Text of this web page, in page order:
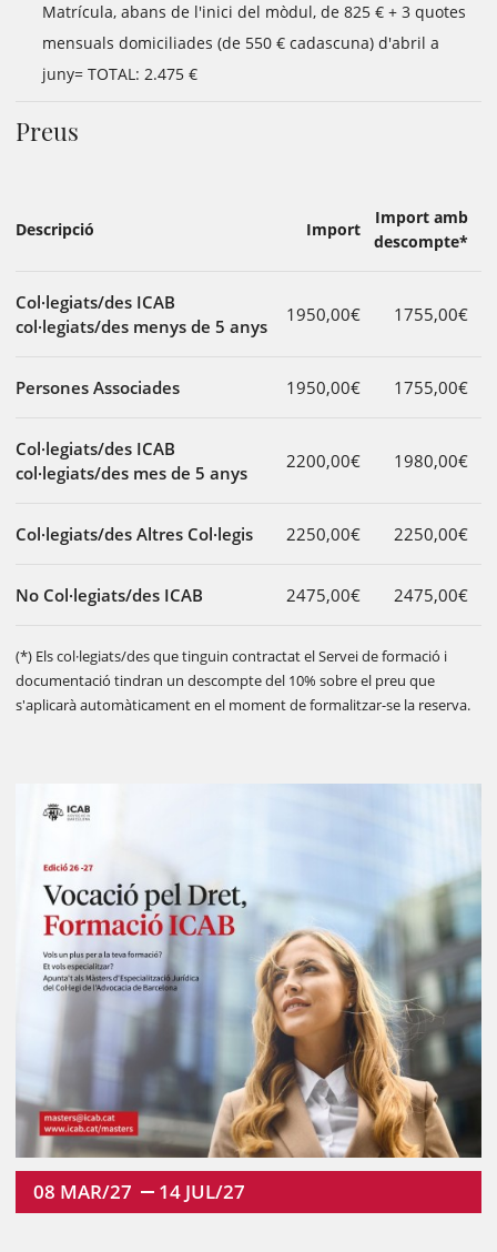
Matrícula, abans de l'inici del mòdul, de 825 € + 3 quotes
mensuals domiciliades (de 550 € cadascuna) d'abril a
juny= TOTAL: 2.475 €
Preus
Descripció Import
Import amb
descompte*
Col·legiats/des ICAB
col·legiats/des menys de 5 anys
1950,00€ 1755,00€
Persones Associades 1950,00€ 1755,00€
Col·legiats/des ICAB
col·legiats/des mes de 5 anys
2200,00€ 1980,00€
Col·legiats/des Altres Col·legis 2250,00€ 2250,00€
No Col·legiats/des ICAB 2475,00€ 2475,00€
(*) Els col·legiats/des que tinguin contractat el Servei de formació i
documentació tindran un descompte del 10% sobre el preu que
s'aplicarà automàticament en el moment de formalitzar-se la reserva.
08 MAR/27 14 JUL/27